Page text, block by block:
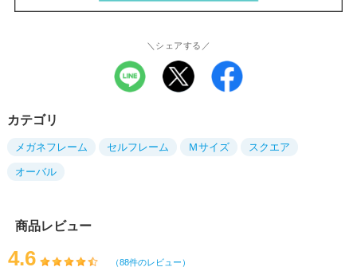
＼シェアする／
カテゴリ
メガネフレーム セルフレーム Ｍサイズ スクエア
オーバル
商品レビュー
4.6 （88件のレビュー）